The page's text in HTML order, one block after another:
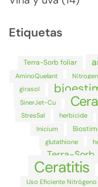
Etiquetas
Terra-Sorb foliar
AminoQuelant
girasol
SinerJet-Cu
StresSal
herbicide
Inicium
glutathione
Terra-Sorb
Ceratitis
Uso Eficiente Nitrógeno